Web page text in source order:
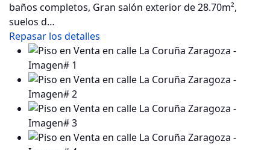
baños completos, Gran salón exterior de 28.70m²,
suelos d…
Repasar los detalles